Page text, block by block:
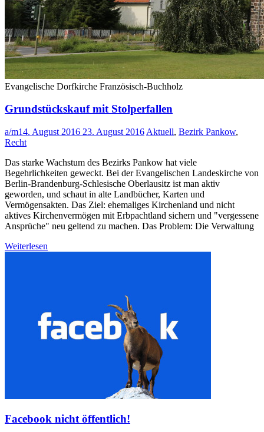
Evangelische Dorfkirche Französisch-Buchholz
Grundstückskauf mit Stolperfallen
a/m14. August 2016 23. August 2016 Aktuell, Bezirk Pankow,
Recht
Das starke Wachstum des Bezirks Pankow hat viele
Begehrlichkeiten geweckt. Bei der Evangelischen Landeskirche von
Berlin-Brandenburg-Schlesische Oberlausitz ist man aktiv
geworden, und schaut in alte Landbücher, Karten und
Vermögensakten. Das Ziel: ehemaliges Kirchenland und nicht
aktives Kirchenvermögen mit Erbpachtland sichern und "vergessene
Ansprüche" neu geltend zu machen. Das Problem: Die Verwaltung
Weiterlesen
Facebook nicht öffentlich!